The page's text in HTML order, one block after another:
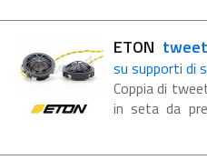
flangia a
rivestito con
ETON
su supporti di
Coppia di
in seta da